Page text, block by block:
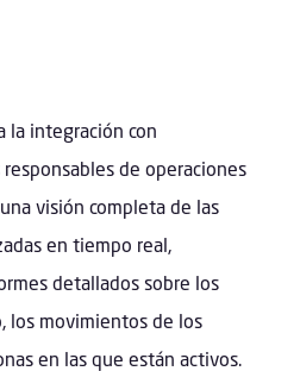
la integración con
responsables de operaciones
visión completa de las
en tiempo real,
detallados sobre los
los movimientos de los
en las que están activos.